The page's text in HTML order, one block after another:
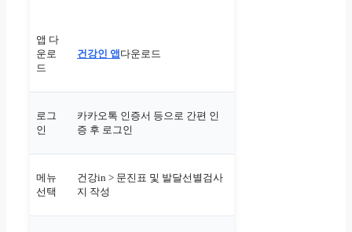
앱 다
운로
드
건강인 앱 다운로드
로그
인
카카오톡 인증서 등으로 간편 인
증 후 로그인
메뉴
선택
건강in > 문진표 및 발달선별검사
지 작성